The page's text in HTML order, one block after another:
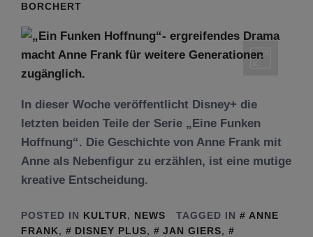
BORCHERT
In dieser Woche veröffentlicht Disney+ die
letzten beiden Teile der Serie „Eine Funken
Hoffnung“. Die Geschichte von Anne Frank mit
Anne als Nebenfigur zu erzählen, ist eine mutige
kreative Entscheidung.
POSTED IN KULTUR, NEWS TAGGED IN
ANNE
FRANK, DISNEY PLUS, JAN GIERS,